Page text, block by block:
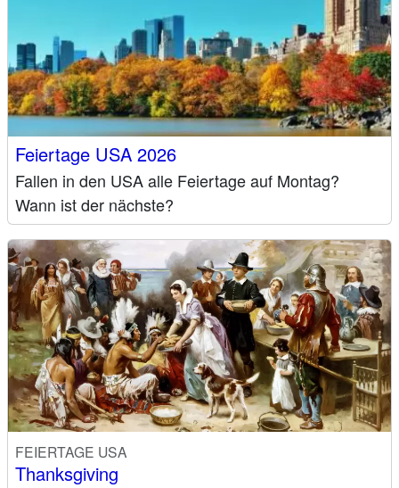
Feiertage USA 2026
Fallen in den USA alle Feiertage auf Montag?
Wann ist der nächste?
FEIERTAGE USA
Thanksgiving